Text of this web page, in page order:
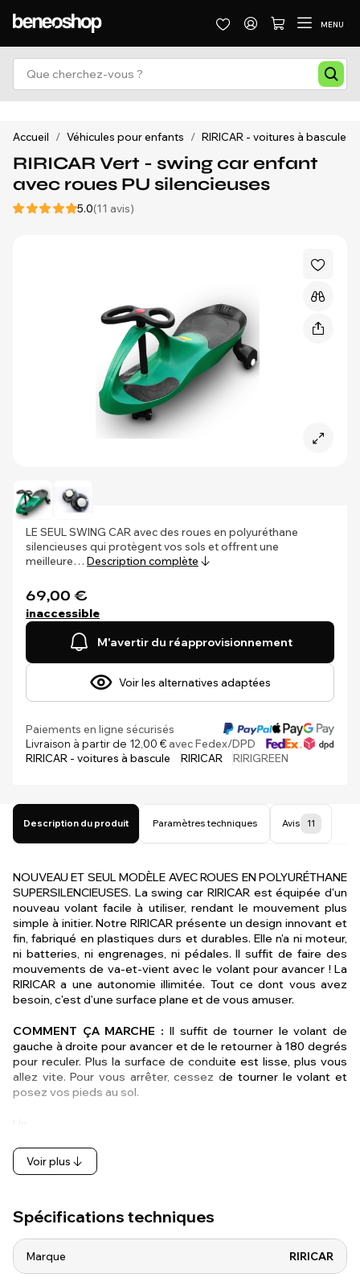
MENU
Accueil / Véhicules pour enfants / RIRICAR - voitures à bascule
RIRICAR Vert - swing car enfant
avec roues PU silencieuses
5.0(11 avis)
LE SEUL SWING CAR avec des roues en polyuréthane
silencieuses qui protègent vos sols et offrent une
meilleure… Description complète
69,00 €
inaccessible
M'avertir du réapprovisionnement
Voir les alternatives adaptées
Paiements en ligne sécurisés
Livraison à partir de 12,00 €avec Fedex/DPD
RIRICAR - voitures à bascule
RIRICAR RIRIGREEN
Description du produit Paramètres techniques Avis 11
NOUVEAU ET SEUL MODÈLE AVEC ROUES EN POLYURÉTHANE
SUPERSILENCIEUSES. La swing car RIRICAR est équipée d'un
nouveau volant facile à utiliser, rendant le mouvement plus
simple à initier. Notre RIRICAR présente un design innovant et
fin, fabriqué en plastiques durs et durables. Elle n'a ni moteur,
ni batteries, ni engrenages, ni pédales. Il suffit de faire des
mouvements de va-et-vient avec le volant pour avancer ! La
RIRICAR a une autonomie illimitée. Tout ce dont vous avez
besoin, c'est d'une surface plane et de vous amuser.
COMMENT ÇA MARCHE : Il suffit de tourner le volant de
gauche à droite pour avancer et de le retourner à 180 degrés
pour reculer. Plus la surface de conduite est lisse, plus vous
allez vite. Pour vous arrêter, cessez de tourner le volant et
posez vos pieds au sol.
Un…
Voir plus
Spécifications techniques
Marque RIRICAR